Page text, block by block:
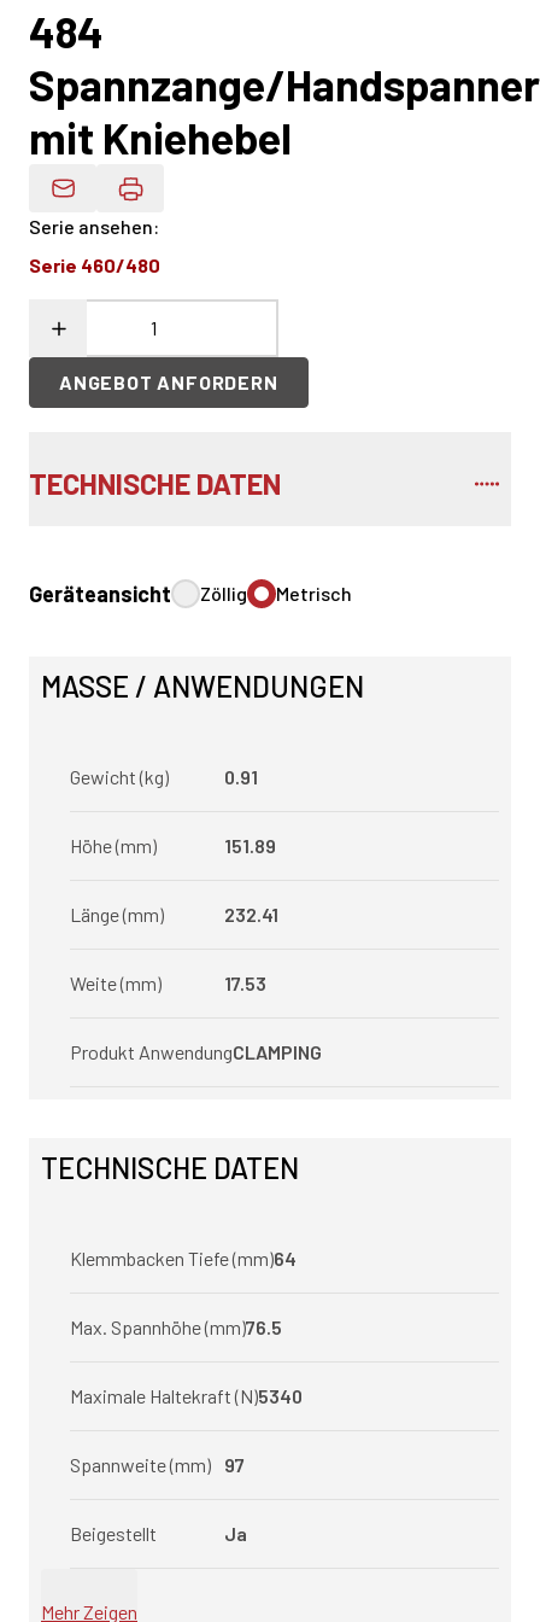
484
Spannzange/Handspanner
mit Kniehebel
Produktdaten Per E-Mail
Serie ansehen:
Serie 460/480
ANGEBOT ANFORDERN
TECHNISCHE DATEN
Geräteansicht Zöllig Metrisch
MASSE / ANWENDUNGEN
Gewicht (kg) 0.91
Höhe (mm) 151.89
Länge (mm) 232.41
Weite (mm) 17.53
Produkt AnwendungCLAMPING
TECHNISCHE DATEN
Klemmbacken Tiefe (mm)64
Max. Spannhöhe (mm)76.5
Maximale Haltekraft (N)5340
Spannweite (mm) 97
Beigestellt Ja
Mehr Zeigen